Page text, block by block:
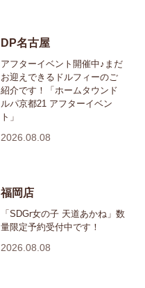
DP名古屋
アフターイベント開催中♪まだ
お迎えできるドルフィーのご
紹介です！「ホームタウンド
ルパ京都21 アフターイベン
ト」
2026.08.08
福岡店
「SDGr女の子 天道あかね」数
量限定予約受付中です！
2026.08.08